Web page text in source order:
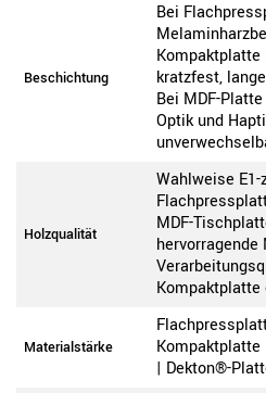
Beschichtung
Bei
Kompaktplatte
kratzfest,
Bei MDF-
Optik und
Holzqualität
Wahlweise
MDF-
Materialstärke
| Dekton®-